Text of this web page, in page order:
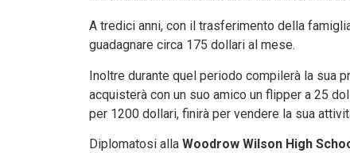
A tredici anni, con il trasferimento della
guadagnare circa 175 dollari al mese.
Inoltre durante quel periodo compilerà la sua
acquisterà con un suo amico un flipper a 25
per 1200 dollari, finirà per vendere la sua
Diplomatosi alla Woodrow Wilson High